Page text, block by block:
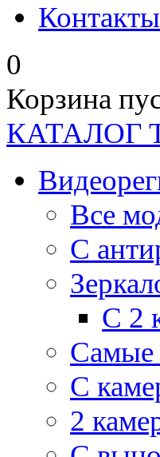
Контакты
0
Корзина
КАТАЛОГ
Все
C
С 2
Самые
С
2